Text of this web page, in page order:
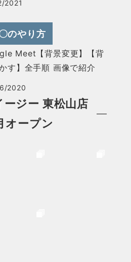
2021
のやり方
Meet【背景変更】【背
す】全手順 画像で紹介
2020
ジー 東松山店
ープン